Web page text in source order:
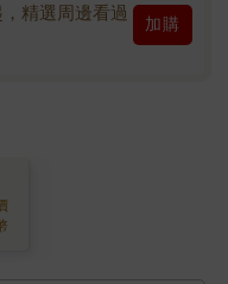
精選周邊看過
加購